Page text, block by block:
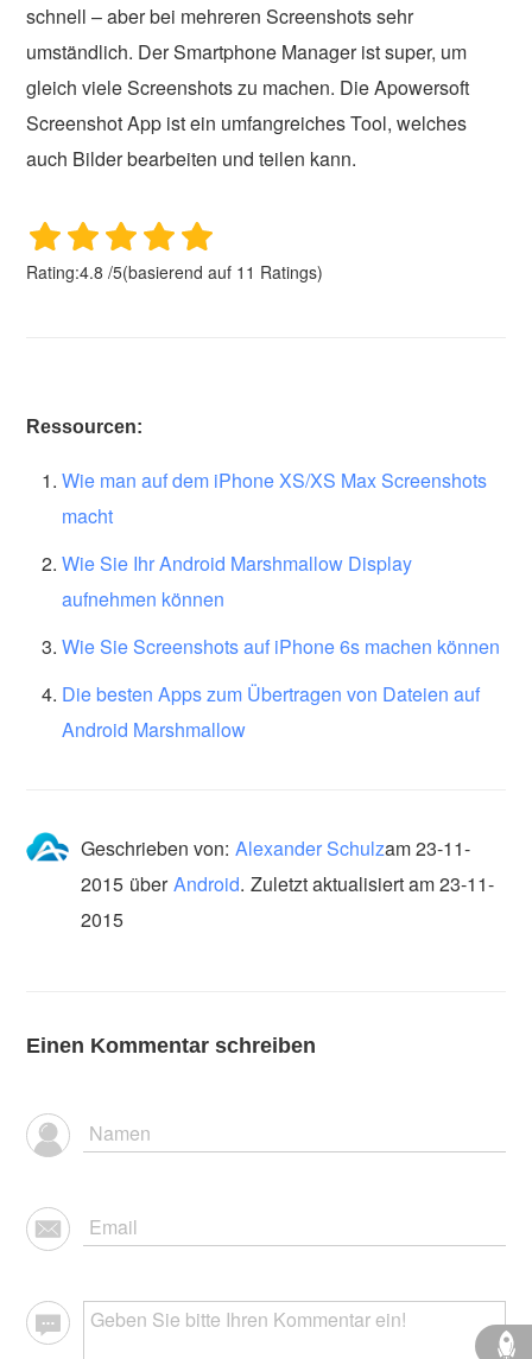
schnell – aber bei mehreren Screenshots sehr
umständlich. Der Smartphone Manager ist super, um
gleich viele Screenshots zu machen. Die Apowersoft
Screenshot App ist ein umfangreiches Tool, welches
auch Bilder bearbeiten und teilen kann.
Rating:4.8 /5(basierend auf 11 Ratings)
Ressourcen:
Wie man auf dem iPhone XS/XS Max Screenshots
macht
Wie Sie Ihr Android Marshmallow Display
aufnehmen können
Wie Sie Screenshots auf iPhone 6s machen können
Die besten Apps zum Übertragen von Dateien auf
Android Marshmallow
Geschrieben von: Alexander Schulzam23-11-
2015 über Android. Zuletzt aktualisiert am 23-11-
2015
Einen Kommentar schreiben